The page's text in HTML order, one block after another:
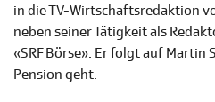
in die TV-Wirtschaftsredaktion
neben seiner Tätigkeit als
«SRF Börse». Er folgt auf Martin
Pension geht.